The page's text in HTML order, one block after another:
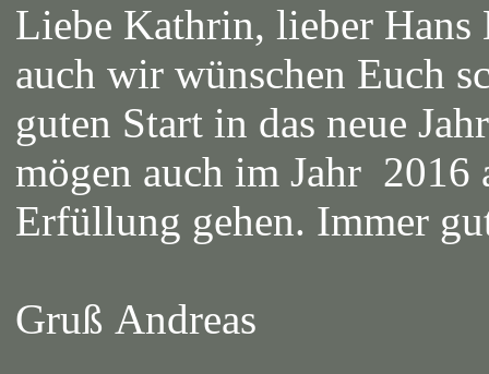
Liebe Kathrin, lieber Hans
auch wir wünschen Euch
guten Start in das neue
mögen auch im Jahr 2016
Erfüllung gehen. Immer
Gruß Andreas